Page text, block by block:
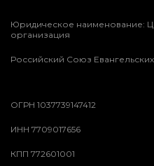
Юридическое наименование:
организация
Российский Союз
ОГРН 1037739147412
ИНН 7709017656
КПП 772601001